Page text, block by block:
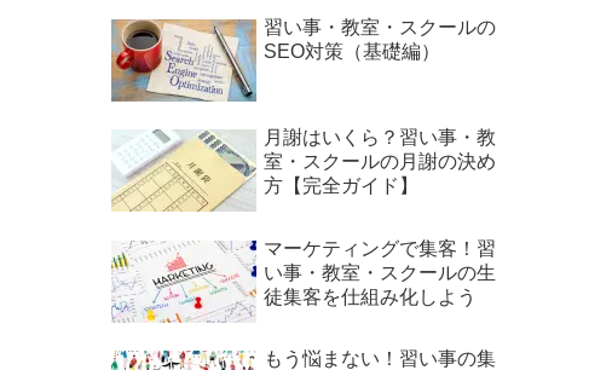
習い事・教室・スクールの
SEO対策（基礎編）
月謝はいくら？習い事・教
室・スクールの月謝の決め
方【完全ガイド】
マーケティングで集客！習
い事・教室・スクールの生
徒集客を仕組み化しよう
もう悩まない！習い事の集